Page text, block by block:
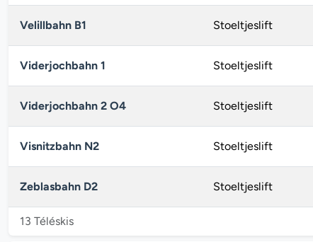
13 Téléskis
Velillbahn B1 Stoeltjeslift
Viderjochbahn 1 Stoeltjeslift
Viderjochbahn 2 O4 Stoeltjeslift
Visnitzbahn N2 Stoeltjeslift
Zeblasbahn D2 Stoeltjeslift